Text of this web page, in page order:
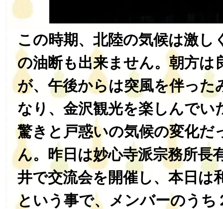
この時期、北陸の気候は激し
の油断も出来ません。朝方は
が、午後からは突風を伴った
なり、金沢観光を楽しんでい
驚きと戸惑いの気候の変化だ
ん。昨日は妙心寺派宗務所長
井で交流会を開催し、本日は
という事で、メンバーのうち